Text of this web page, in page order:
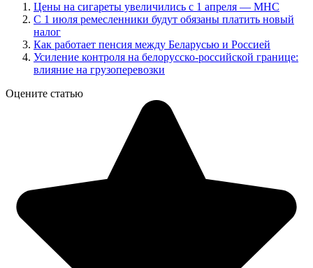
Цены на сигареты увеличились с 1 апреля — МНС
С 1 июля ремесленники будут обязаны платить новый
налог
Как работает пенсия между Беларусью и Россией
Усиление контроля на белорусско-российской границе:
влияние на грузоперевозки
Оцените статью